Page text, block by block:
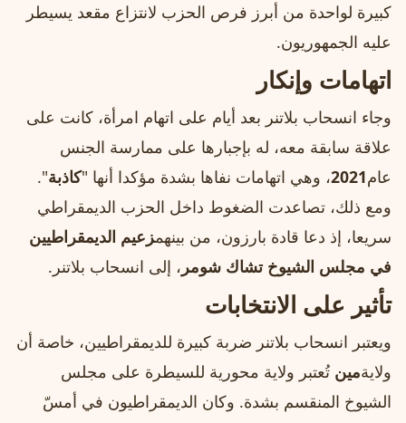
كبيرة لواحدة من أبرز فرص الحزب لانتزاع مقعد يسيطر
عليه الجمهوريون.
اتهامات وإنكار
وجاء انسحاب بلاتنر بعد أيام على اتهام امرأة، كانت على
علاقة سابقة معه، له بإجبارها على ممارسة الجنس
عام2021، وهي اتهامات نفاها بشدة مؤكدا أنها "كاذبة".
ومع ذلك، تصاعدت الضغوط داخل الحزب الديمقراطي
سريعا، إذ دعا قادة بارزون، من بينهمزعيم الديمقراطيين
في مجلس الشيوخ تشاك شومر ، إلى انسحاب بلاتنر.
تأثير على الانتخابات
ويعتبر انسحاب بلاتنر ضربة كبيرة للديمقراطيين، خاصة أن
ولايةمين تُعتبر ولاية محورية للسيطرة على مجلس
الشيوخ المنقسم بشدة. وكان الديمقراطيون في أمسّ